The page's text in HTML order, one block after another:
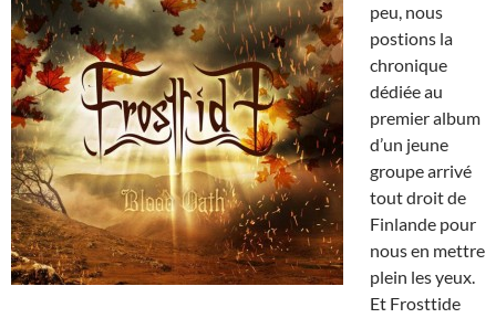
peu, nous
postions la
chronique
dédiée au
premier album
d’un jeune
groupe arrivé
tout droit de
Finlande pour
nous en mettre
plein les yeux.
Et Frosttide